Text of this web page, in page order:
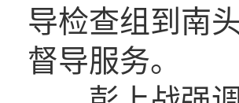
导检查组到南
督导服务。